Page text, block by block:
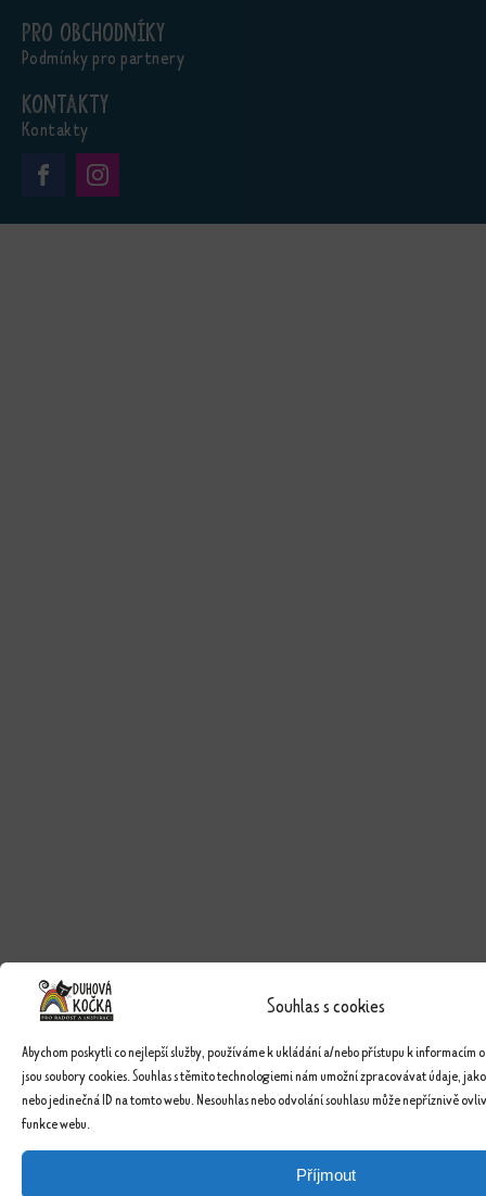
Souhlas s cookies
Abychom poskytli co nejlepší služby, používáme k ukládání a/nebo přístupu k informacím
jsou soubory cookies. Souhlas s těmito technologiemi nám umožní zpracovávat údaje,
nebo jedinečná ID na tomto webu. Nesouhlas nebo odvolání souhlasu může nepříznivě
funkce webu.
Příjmout
Pro obchodníky
Podmínky pro partnery
Kontakty
Kontakty